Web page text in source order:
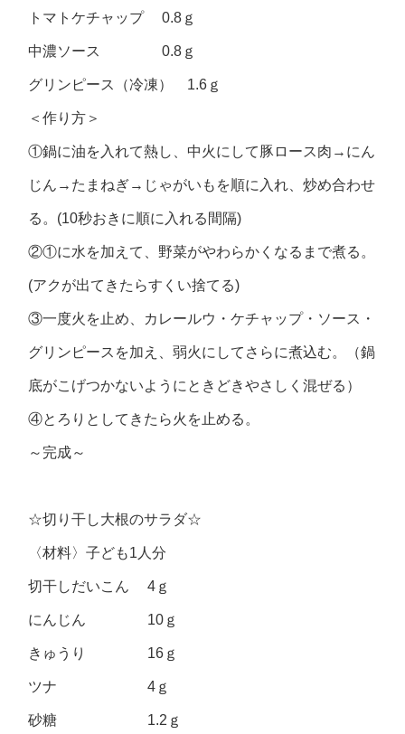
トマトケチャップ 0.8ｇ
中濃ソース 0.8ｇ
グリンピース（冷凍） 1.6ｇ
＜作り方＞
①鍋に油を入れて熱し、中火にして豚ロース肉→にん
じん→たまねぎ→じゃがいもを順に入れ、炒め合わせ
る。(10秒おきに順に入れる間隔)
②①に水を加えて、野菜がやわらかくなるまで煮る。
(アクが出てきたらすくい捨てる)
③一度火を止め、カレールウ・ケチャップ・ソース・
グリンピースを加え、弱火にしてさらに煮込む。（鍋
底がこげつかないようにときどきやさしく混ぜる）
④とろりとしてきたら火を止める。
～完成～
☆切り干し大根のサラダ☆
〈材料〉子ども1人分
切干しだいこん 4ｇ
にんじん 10ｇ
きゅうり 16ｇ
ツナ 4ｇ
砂糖 1.2ｇ